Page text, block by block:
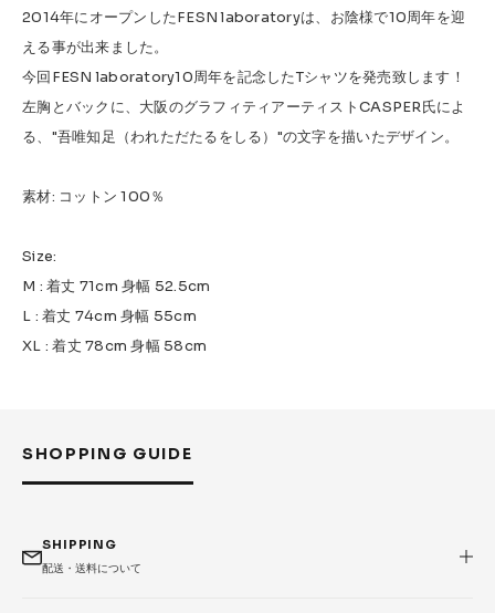
2014年にオープンしたFESN laboratoryは、お陰様で10周年を迎
える事が出来ました。
今回FESN laboratory10周年を記念したTシャツを発売致します！
左胸とバックに、大阪のグラフィティアーティストCASPER氏によ
る、"吾唯知足（われただたるをしる）"の文字を描いたデザイン。
素材: コットン 100％
Size:
M : 着丈 71cm 身幅 52.5cm
L : 着丈 74cm 身幅 55cm
XL : 着丈 78cm 身幅 58cm
SHOPPING GUIDE
SHIPPING
配送・送料について